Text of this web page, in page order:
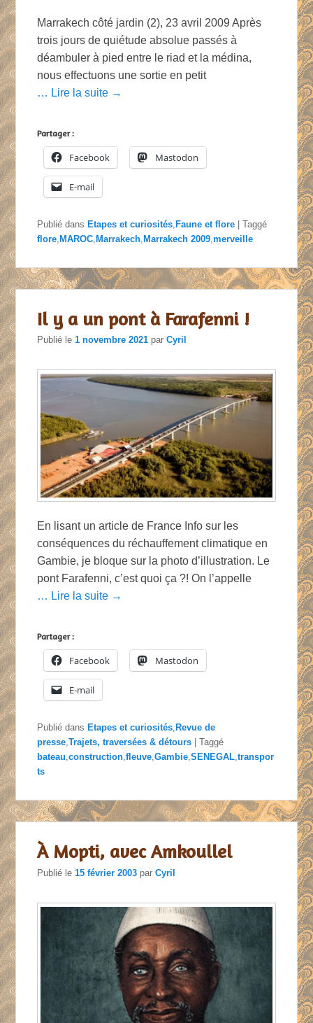
Marrakech côté jardin (2), 23 avril 2009 Après
trois jours de quiétude absolue passés à
déambuler à pied entre le riad et la médina,
nous effectuons une sortie en petit
… Lire la suite →
Partager :
Facebook Mastodon
E-mail
Publié dans Etapes et curiosités ,Faune et flore |Taggé
flore ,MAROC ,Marrakech ,Marrakech 2009 ,merveille
Il y a un pont à Farafenni !
Publié le1 novembre 2021 parCyril
En lisant un article de France Info sur les
conséquences du réchauffement climatique en
Gambie, je bloque sur la photo d’illustration. Le
pont Farafenni, c’est quoi ça ?! On l’appelle
… Lire la suite →
Partager :
Facebook Mastodon
E-mail
Publié dans Etapes et curiosités Revue de
presse ,Trajets, traversées & détours |Taggé
bateau ,construction ,fleuve ,Gambie ,SENEGAL ,transpor
ts
À Mopti, avec Amkoullel
Publié le15 février 2003 parCyril